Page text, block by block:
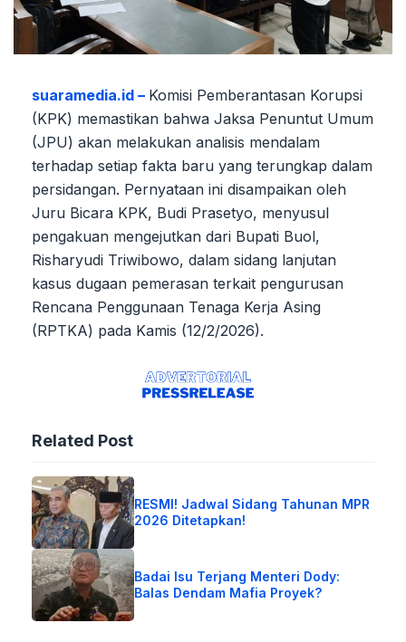
suaramedia.id – Komisi Pemberantasan Korupsi
(KPK) memastikan bahwa Jaksa Penuntut Umum
(JPU) akan melakukan analisis mendalam
terhadap setiap fakta baru yang terungkap dalam
persidangan. Pernyataan ini disampaikan oleh
Juru Bicara KPK, Budi Prasetyo, menyusul
pengakuan mengejutkan dari Bupati Buol,
Risharyudi Triwibowo, dalam sidang lanjutan
kasus dugaan pemerasan terkait pengurusan
Rencana Penggunaan Tenaga Kerja Asing
(RPTKA) pada Kamis (12/2/2026).
Related Post
RESMI! Jadwal Sidang Tahunan MPR
2026 Ditetapkan!
Badai Isu Terjang Menteri Dody:
Balas Dendam Mafia Proyek?